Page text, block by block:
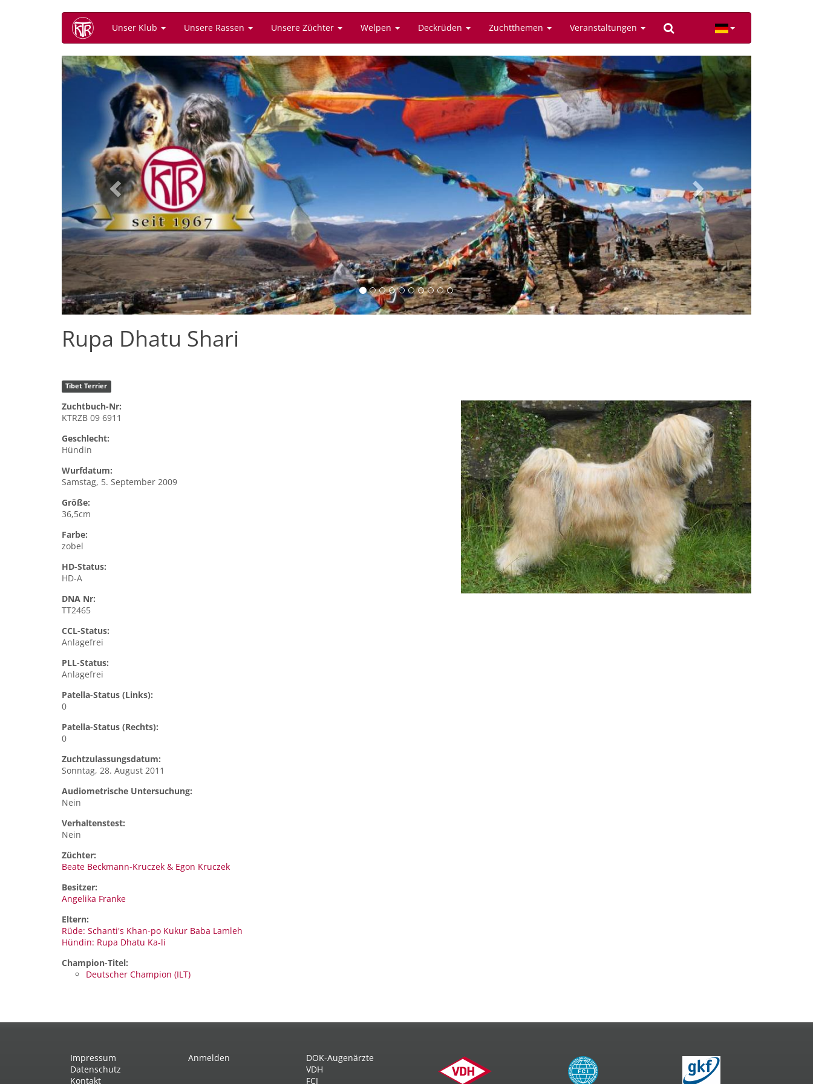
Unser Klub Unsere Rassen Unsere Züchter Welpen Deckrüden Zuchtthemen Veranstaltungen
Previous Next
Rupa Dhatu Shari
Tibet Terrier
Zuchtbuch-Nr:
KTRZB 09 6911
Geschlecht:
Hündin
Wurfdatum:
Samstag, 5. September 2009
Größe:
36,5cm
Farbe:
zobel
HD-Status:
HD-A
DNA Nr:
TT2465
CCL-Status:
Anlagefrei
PLL-Status:
Anlagefrei
Patella-Status (Links):
0
Patella-Status (Rechts):
0
Zuchtzulassungsdatum:
Sonntag, 28. August 2011
Audiometrische Untersuchung:
Nein
Verhaltenstest:
Nein
Züchter:
Beate Beckmann-Kruczek & Egon Kruczek
Besitzer:
Angelika Franke
Eltern:
Rüde: Schanti's Khan-po Kukur Baba Lamleh
Hündin: Rupa Dhatu Ka-li
Champion-Titel:
Deutscher Champion (ILT)
Impressum
Datenschutz
Kontakt
Anmelden
DOK-Augenärzte
VDH
FCI